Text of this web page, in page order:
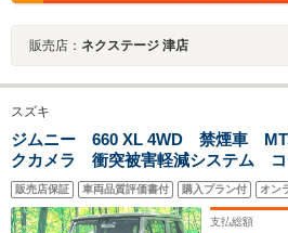
販売店： ネクステージ 津店
スズキ
ジムニー 660 XL 4WD 禁煙車
クカメラ 衝突被害軽減システム
スマートキー ビルトインETC 純
オートハイビーム 車線逸脱警報
販売店保証 車両品質評価書付 購入プラン付 オン
支払総額